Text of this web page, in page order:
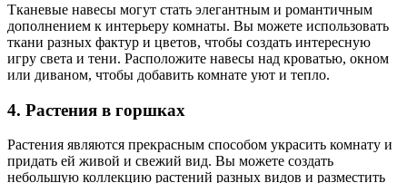
Тканевые навесы могут стать элегантным и романтичным
дополнением к интерьеру комнаты. Вы можете использовать
ткани разных фактур и цветов, чтобы создать интересную
игру света и тени. Расположите навесы над кроватью, окном
или диваном, чтобы добавить комнате уют и тепло.
4. Растения в горшках
Растения являются прекрасным способом украсить комнату и
придать ей живой и свежий вид. Вы можете создать
небольшую коллекцию растений разных видов и разместить